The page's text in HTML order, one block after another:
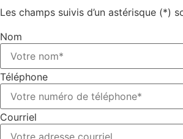
Les champs suivis d’un astérisque (*)
Nom
Téléphone
Courriel